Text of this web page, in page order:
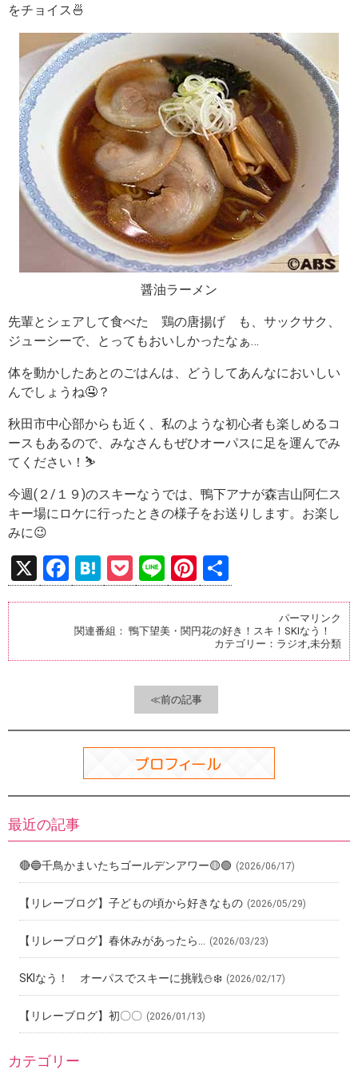
をチョイス🍜
醤油ラーメン
先輩とシェアして食べた 鶏の唐揚げ も、サックサク、
ジューシーで、とってもおいしかったなぁ…
体を動かしたあとのごはんは、どうしてあんなにおいしい
んでしょうね🤤？
秋田市中心部からも近く、私のような初心者も楽しめるコ
ースもあるので、みなさんもぜひオーパスに足を運んでみ
てください！⛷️
今週(２/１９)のスキーなうでは、鴨下アナが森吉山阿仁ス
キー場にロケに行ったときの様子をお送りします。お楽し
みに😉
X
F
a
ce
b
o
H
at
e
n
a
P
o
ck
et
Li
n
e
Pi
nt
er
es
t
有
パーマリンク
関連番組： 鴨下望美・関円花の好き！スキ！SKIなう！
カテゴリー： ラジオ 未分類
≪前の記事
最近の記事
🔴🔵千鳥かまいたちゴールデンアワー🟡🟢 (2026/06/17)
【リレーブログ】子どもの頃から好きなもの (2026/05/29)
【リレーブログ】春休みがあったら… (2026/03/23)
SKIなう！ オーパスでスキーに挑戦⛄️❄️ (2026/02/17)
【リレーブログ】初〇〇 (2026/01/13)
カテゴリー